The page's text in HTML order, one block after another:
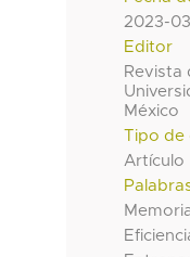
2023-
Editor
Revista
México
Tipo de
Artículo